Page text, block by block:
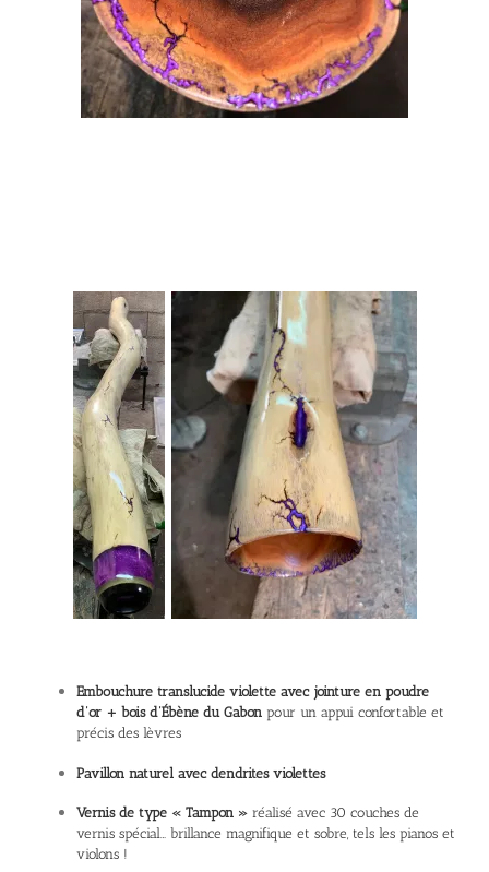
Embouchure translucide violette avec jointure en poudre
d’or + bois d’Ébène du Gabon pour un appui confortable et
précis des lèvres
Pavillon naturel avec dendrites violettes
Vernis de type « Tampon » réalisé avec 30 couches de
vernis spécial… brillance magnifique et sobre, tels les pianos et
violons !